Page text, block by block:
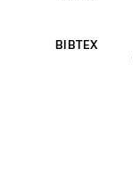
BIBTEX